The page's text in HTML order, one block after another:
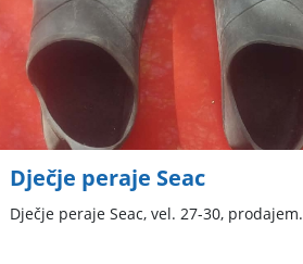
Dječje peraje Seac
Dječje peraje Seac, vel. 27-30, prodajem.